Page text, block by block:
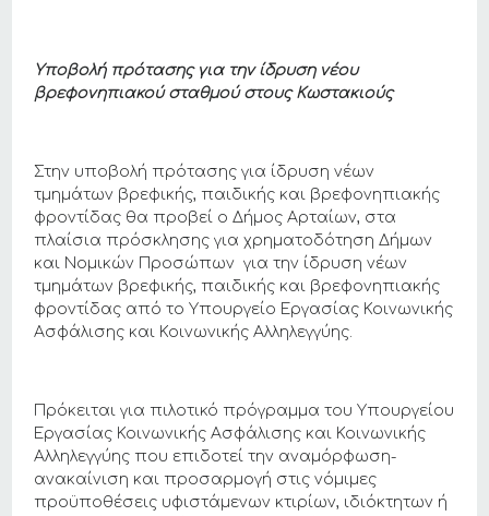
Υποβολή πρότασης για την ίδρυση νέου
βρεφονηπιακού σταθμού στους Κωστακιούς
Στην υποβολή πρότασης για ίδρυση νέων
τμημάτων βρεφικής, παιδικής και βρεφονηπιακής
φροντίδας θα προβεί ο Δήμος Αρταίων, στα
πλαίσια πρόσκλησης για χρηματοδότηση Δήμων
και Νομικών Προσώπων για την ίδρυση νέων
τμημάτων βρεφικής, παιδικής και βρεφονηπιακής
φροντίδας από το Υπουργείο Εργασίας Κοινωνικής
Ασφάλισης και Κοινωνικής Αλληλεγγύης.
Πρόκειται για πιλοτικό πρόγραμμα του Υπουργείου
Εργασίας Κοινωνικής Ασφάλισης και Κοινωνικής
Αλληλεγγύης που επιδοτεί την αναμόρφωση-
ανακαίνιση και προσαρμογή στις νόμιμες
προϋποθέσεις υφιστάμενων κτιρίων, ιδιόκτητων ή